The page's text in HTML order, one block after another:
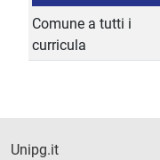
Comune a tutti i
curricula
Unipg.it